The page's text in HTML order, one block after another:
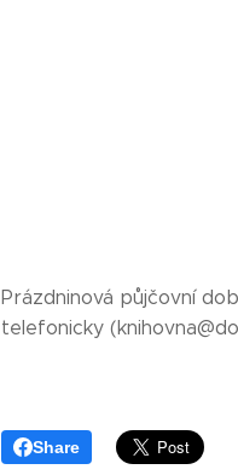
Prázdninová půjčovní
telefonicky
Share